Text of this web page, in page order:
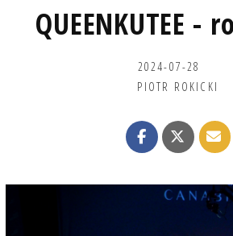
QUEENKUTEE -
2024-07-28
PIOTR ROKICKI